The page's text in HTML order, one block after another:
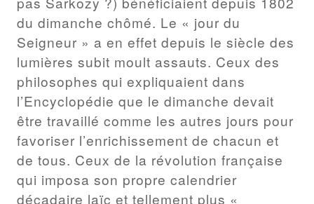
du dimanche chômé. Le « jour du
Seigneur » a en effet depuis le siècle des
lumières subit moult assauts. Ceux des
philosophes qui expliquaient dans
l’Encyclopédie que le dimanche devait
être travaillé comme les autres jours pour
favoriser l’enrichissement de chacun et
de tous. Ceux de la révolution française
qui imposa son propre calendrier
décadaire laïc et tellement plus «